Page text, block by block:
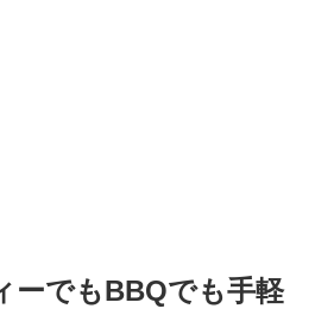
ーでもBBQでも手軽